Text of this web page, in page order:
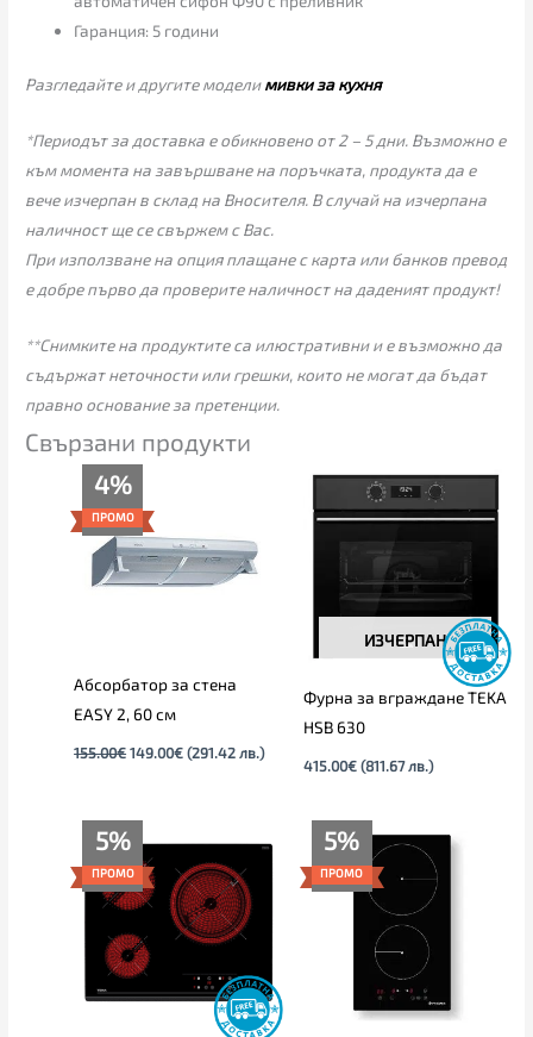
Гаранция: 5 години
Разгледайте и другите моделимивки за кухня
*Периодът за доставка е обикновено от 2 – 5 дни. Възможно е
към момента на завършване на поръчката, продукта да е
вече изчерпан в склад на Вносителя. В случай на изчерпана
наличност ще се свържем с Вас.
При използване на опция плащане с карта или банков превод
е добре първо да проверите наличност на даденият продукт!
**Снимките на продуктите са илюстративни и е възможно да
съдържат неточности или грешки, които не могат да бъдат
правно основание за претенции.
Свързани продукти
4%
ПРОМО
Абсорбатор за стена
EASY 2, 60 см
155.00€
price
was:
155.00€.
149.00€ (291.42 лв.)
ИЗЧЕРПАН
Фурна за вграждане TEKA
HSB 630
415.00€ (811.67 лв.)
5%
ПРОМО
price
was:
315.00€
(616.09
лв.).
цена
е:
299.00€
(584.79
лв.).
5%
ПРОМО
price
цена
е:
213.00€
(416.59
лв.).